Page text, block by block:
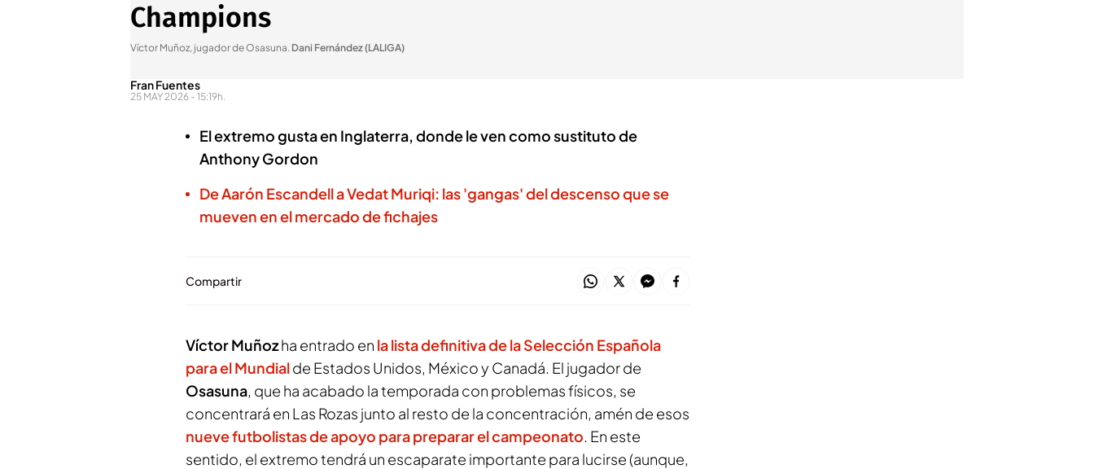
Champions
Víctor Muñoz, jugador de Osasuna. Dani Fernández (LALIGA)
Fran Fuentes
25 MAY 2026 - 15:19h.
El extremo gusta en Inglaterra, donde le ven como sustituto de
Anthony Gordon
De Aarón Escandell a Vedat Muriqi: las 'gangas' del descenso que se
mueven en el mercado de fichajes
Compartir
Víctor Muñozha entrado en la lista definitiva de laSelección Española
para el Mundialde Estados Unidos, México y Canadá. El jugador de
Osasuna, que ha acabado la temporada con problemas físicos, se
concentrará en Las Rozas junto al resto de la concentración, amén de esos
nueve futbolistas de apoyo para preparar el campeonato. En este
sentido, el extremo tendrá un escaparate importante para lucirse (aunque,